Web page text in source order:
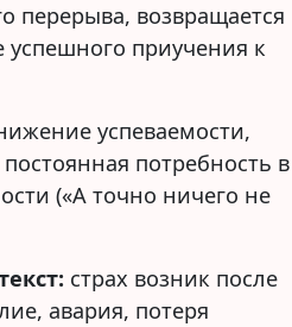
перерыва, возвращается
успешного приучения к
успеваемости,
потребность в
(«А точно ничего не
страх возник после
авария, потеря